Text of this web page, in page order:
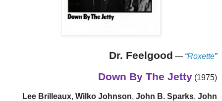
Dr. Feelgood — “Roxette”
Down By The Jetty (1975)
Lee Brilleaux, Wilko Johnson, John B. Sparks, John